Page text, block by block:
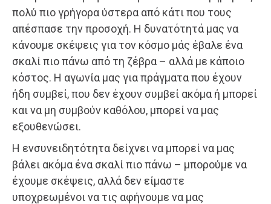
πολύ πιο γρήγορα ύστερα από κάτι που τους
απέσπασε την προσοχή. Η δυνατότητά μας να
κάνουμε σκέψεις για τον κόσμο μάς έβαλε ένα
σκαλί πιο πάνω από τη ζέβρα – αλλά με κάποιο
κόστος. Η αγωνία μας για πράγματα που έχουν
ήδη συμβεί, που δεν έχουν συμβεί ακόμα ή μπορεί
και να μη συμβούν καθόλου, μπορεί να μας
εξουθενώσει.
Η ενσυνειδητότητα δείχνει να μπορεί να μας
βάλει ακόμα ένα σκαλί πιο πάνω – μπορούμε να
έχουμε σκέψεις, αλλά δεν είμαστε
υποχρεωμένοι να τις αφήνουμε να μας